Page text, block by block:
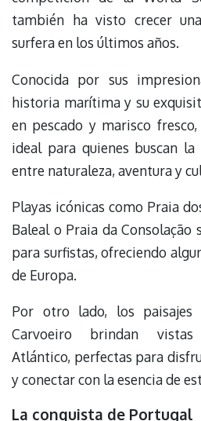
también ha visto crecer
surfera en los últimos años.
Conocida por sus
historia marítima y su
en pescado y marisco
ideal para quienes buscan
entre naturaleza, aventura y
Playas icónicas como Praia
Baleal o Praia da
para surfistas, ofreciendo
de Europa.
Por otro lado, los paisajes
Carvoeiro brindan vistas
Atlántico, perfectas para
y conectar con la esencia de
La conquista de Portugal